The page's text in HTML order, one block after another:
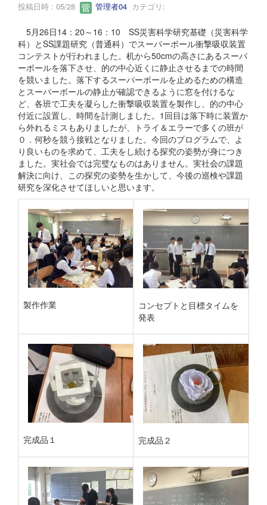
投稿日時 : 05/28 管理者04 カテゴリ:
5月26日14：20～16：10 SS災害科学研究基礎（災害科学
科）とSS課題研究（普通科）でスーパーボール衝撃吸収装置
コンテストが行われました。机から50cmの高さにあるスーパ
ーボールを落下させ、的の中心近くに静止させるまでの時間
を競いました。落下するスーパーボールを止めるための構造
とスーパーボールの静止が確認できるように窓を付けるな
ど、各班で工夫を凝らした衝撃吸収装置を製作し、的の中心
付近に設置し、時間を計測しました。1回目は落下時に装置か
ら外れるミスもありましたが、トライ＆エラーで多くの班が
０．何秒を競う接戦となりました。今回のプログラムで、よ
り良いものを求めて、工夫をし続ける探究の姿勢が身につき
ました。実社会では完璧なものはありません。実社会の課題
解決に向け、この探究の姿勢を生かして、今後の巡検や課題
研究を深化させてほしいと思います。
製作作業
コンセプトと目標タイムを
発表
完成品１ 完成品２